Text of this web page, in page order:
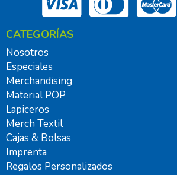
CATEGORÍAS
Nosotros
Especiales
Merchandising
Material POP
Lapiceros
Merch Textil
Cajas & Bolsas
Imprenta
Regalos Personalizados